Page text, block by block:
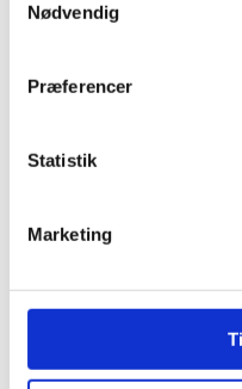
Nødvendig
Præferencer
Statistik
Marketing